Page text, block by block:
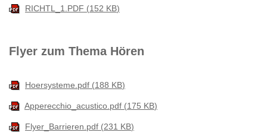
RICHTL_1.PDF 152 KB
Flyer zum Thema Hören
Hoersysteme.pdf 188 KB
Apperecchio_acustico.pdf 175 KB
Flyer_Barrieren.pdf 231 KB